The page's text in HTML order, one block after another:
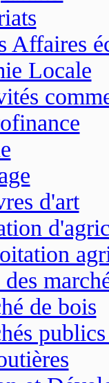
Affaires
Locale
d'art
de bois